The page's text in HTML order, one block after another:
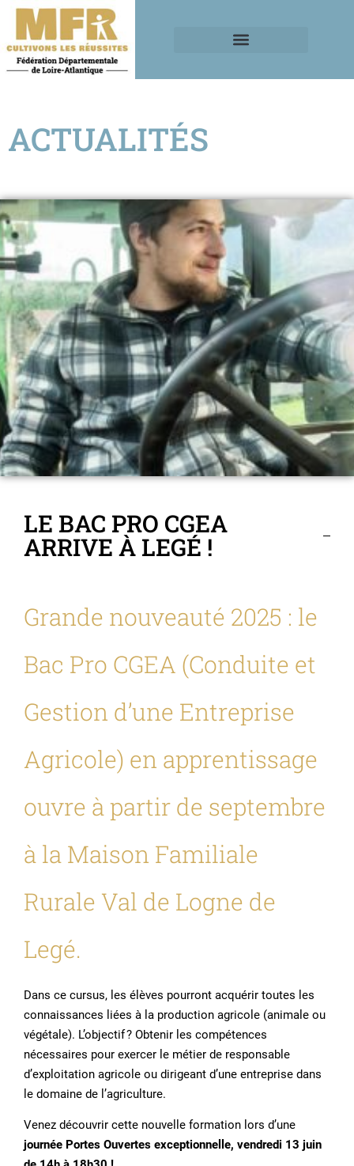
ACTUALITÉS
LE BAC PRO CGEA
ARRIVE À LEGÉ !
Grande nouveauté 2025 : le
Bac Pro CGEA (Conduite et
Gestion d’une Entreprise
Agricole) en apprentissage
ouvre à partir de septembre
à la Maison Familiale
Rurale Val de Logne de
Legé.
Dans ce cursus, les élèves pourront acquérir toutes les
connaissances liées à la production agricole (animale ou
végétale). L’objectif ? Obtenir les compétences
nécessaires pour exercer le métier de responsable
d’exploitation agricole ou dirigeant d’une entreprise dans
le domaine de l’agriculture.
Venez découvrir cette nouvelle formation lors d’une
journée Portes Ouvertes exceptionnelle, vendredi 13 juin